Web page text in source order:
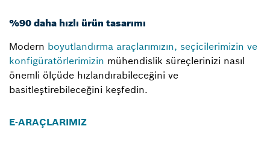
%90 daha hızlı ürün tasarımı
Modern boyutlandırma araçlarımızın, seçicilerimizin ve
konfigüratörlerimizin mühendislik süreçlerinizi nasıl
önemli ölçüde hızlandırabileceğini ve
basitleştirebileceğini keşfedin.
E-ARAÇLARIMIZ